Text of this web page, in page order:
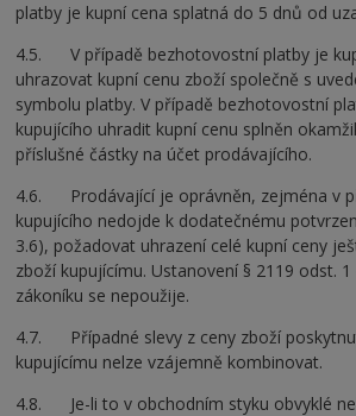
platby je kupní cena splatná do 5 dnů od
4.5. V případě bezhotovostní platby je
uhrazovat kupní cenu zboží společně s
symbolu platby. V případě bezhotovostní
kupujícího uhradit kupní cenu splněn
příslušné částky na účet prodávajícího.
4.6. Prodávající je oprávněn, zejména v
kupujícího nedojde k dodatečnému
3.6), požadovat uhrazení celé kupní ceny
zboží kupujícímu. Ustanovení § 2119 odst.
zákoníku se nepoužije.
4.7. Případné slevy z ceny zboží
kupujícímu nelze vzájemně kombinovat.
4.8. Je-li to v obchodním styku obvyklé